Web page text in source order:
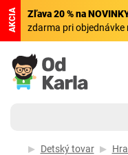
AKCIA Zľava 20 % na
zdarma pri objednávke
Detský tovar